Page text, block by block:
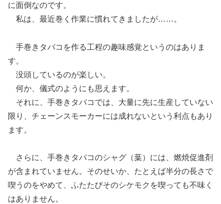
に面倒なのです。
私は、最近巻く作業に慣れてきましたが……。
手巻きタバコを作る工程の趣味感覚というのはありま
す。
没頭しているのが楽しい。
何か、儀式のようにも思えます。
それに、手巻きタバコでは、大量に先に生産していない
限り、チェーンスモーカーには成れないという利点もあり
ます。
さらに、手巻きタバコのシャグ（葉）には、燃焼促進剤
が含まれていません。そのせいか、たとえば半分の長さで
喫うのをやめて、ふたたびそのシケモクを喫っても不味く
はありません。